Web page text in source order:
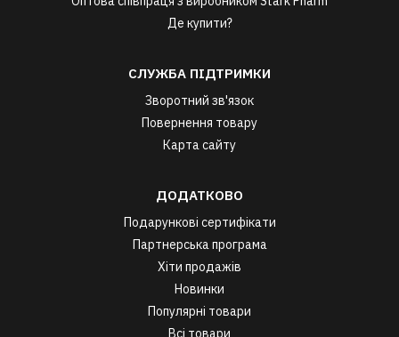
Де купити?
СЛУЖБА ПІДТРИМКИ
Зворотний зв'язок
Повернення товару
Карта сайту
ДОДАТКОВО
Подарункові сертифікати
Партнерська програма
Хіти продажів
Новинки
Популярні товари
Всі товари